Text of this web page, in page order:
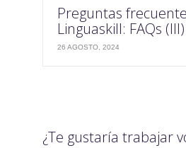
Preguntas
Linguaskill: FAQs (III)
26 AGOSTO, 2024
¿Te gustaría trabajar